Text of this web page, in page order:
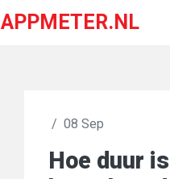
APPMETER.NL
/ 08 Sep
Hoe duur